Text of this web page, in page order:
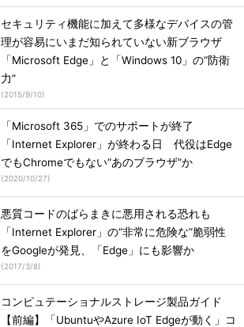
セキュリティ機能に加えて多様なデバイスの管
理が容易にいまだ知られていない新ブラウザ
「Microsoft Edge」と「Windows 10」の“防衛
力”
(2015/9/10)
「Microsoft 365」でのサポートが終了
「Internet Explorer」が終わる日 代役はEdge
でもChromeでもない“あのブラウザ”か
(2020/10/27)
悪質コードのばらまきに悪用される恐れも
「Internet Explorer」の“非常に危険な”脆弱性
をGoogleが発見、「Edge」にも影響か
(2017/3/8)
コンピュテーショナルストレージ製品ガイド
【前編】「UbuntuやAzure IoT Edgeが動く」コ